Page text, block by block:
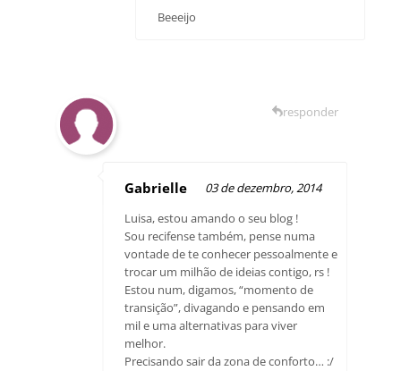
Beeeijo
Gabrielle
03 de dezembro, 2014
Luisa, estou amando o seu blog !
Sou recifense também, pense numa
vontade de te conhecer pessoalmente e
trocar um milhão de ideias contigo, rs !
Estou num, digamos, “momento de
transição”, divagando e pensando em
mil e uma alternativas para viver
melhor.
Precisando sair da zona de conforto… :/
responder